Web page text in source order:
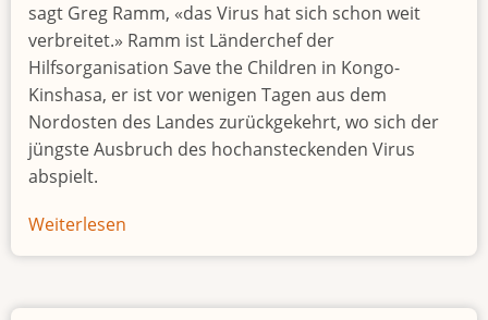
sagt Greg Ramm, «das Virus hat sich schon weit
verbreitet.» Ramm ist Länderchef der
Hilfsorganisation Save the Children in Kongo-
Kinshasa, er ist vor wenigen Tagen aus dem
Nordosten des Landes zurückgekehrt, wo sich der
jüngste Ausbruch des hochansteckenden Virus
abspielt.
Weiterlesen
Ebola
offenbar